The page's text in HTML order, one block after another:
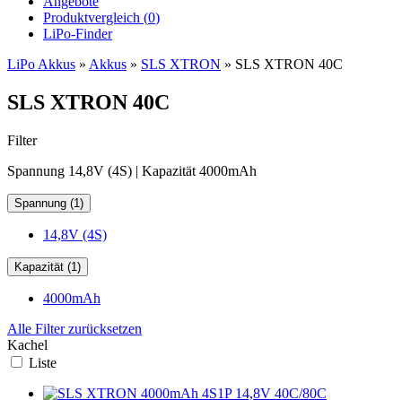
Produktvergleich (0)
LiPo-Finder
LiPo Akkus » Akkus » SLS XTRON » SLS XTRON 40C
SLS XTRON 40C
Filter
Spannung 14,8V (4S) | Kapazität 4000mAh
Spannung (1)
14,8V (4S)
Kapazität (1)
4000mAh
Alle Filter zurücksetzen
Kachel
Liste